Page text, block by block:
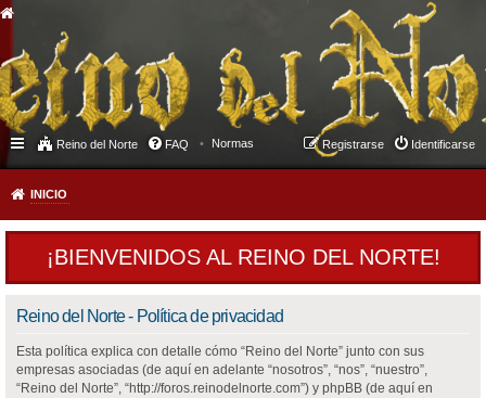
Reino del Norte FAQ Normas Identificarse
Registrarse
INICIO
¡BIENVENIDOS AL REINO DEL NORTE!
Reino del Norte - Política de privacidad
Esta política explica con detalle cómo “Reino del Norte” junto con sus
empresas asociadas (de aquí en adelante “nosotros”, “nos”, “nuestro”,
“Reino del Norte”, “http://foros.reinodelnorte.com”) y phpBB (de aquí en